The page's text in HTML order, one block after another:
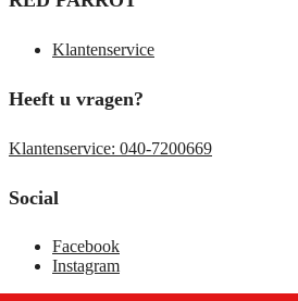
Klantenservice
Heeft u vragen?
Klantenservice: 040-7200669
Social
Facebook
Instagram